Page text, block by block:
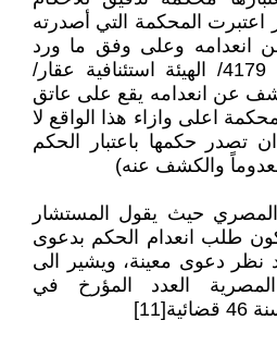
اعتبرت المحكمة التي أصدرته
انعدامه وعلى وفق ما ورد
في قرارها العدد 4351- 4179/ الهيئة استئنافية عقار/
عن انعدامه يقع على عاتق
اعلى وازاء هذا الواقع لا
ان تصدر حكمها باعتبار الحكم
والكشف عنه)
حيث يقول المستشار
طلب انعدام الحكم بدعوى
نظر دعوى معينة، ويشير الى
العدد المؤرخ في